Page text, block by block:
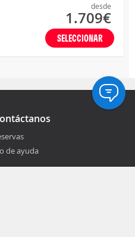
desde
1.709€
SELECCIONAR
de ayuda